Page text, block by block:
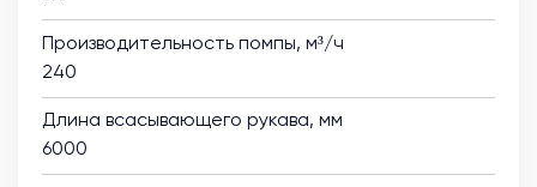
Производительность помпы, м³/ч
240
Длина всасывающего рукава, мм
6000